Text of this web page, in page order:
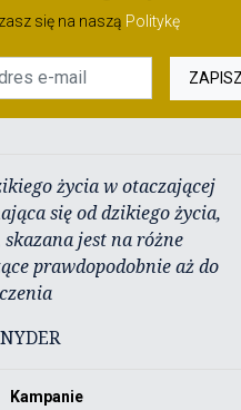
się na naszą Politykę
życia w otaczającej
się od dzikiego życia,
jest na różne
prawdopodobnie aż do
Kampanie